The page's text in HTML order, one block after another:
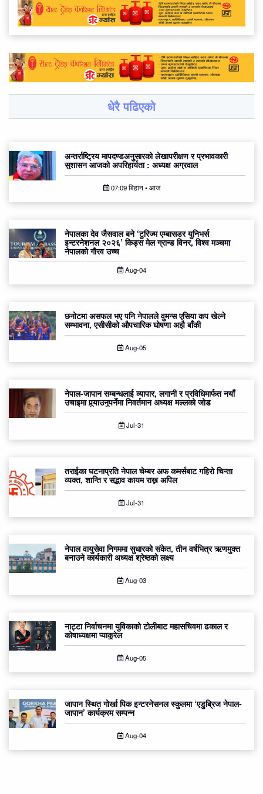
धेरै पढिएको
अन्तर्राष्ट्रिय मापदण्डअनुसारको लेखापरीक्षण र प्रभावकारी
सुशासन आजको अपरिहार्यता : अध्यक्ष अग्रवाल
07:09 बिहान • आज
नेपालका देव जैसवाल बने ‘टुरिज्म एम्बासडर युनिभर्स
इन्टरनेशनल २०२६’ किड्स मेल ग्रान्ड विनर, विश्व मञ्चमा
नेपालको गौरव उच्च
Aug-04
छनोटमा असफल भए पनि नेपालले वुमन्स एसिया कप खेल्ने
सम्भावना, एसीसीको औपचारिक घोषणा अझै बाँकी
Aug-05
नेपाल-जापान सम्बन्धलाई व्यापार, लगानी र प्रविधिमार्फत नयाँ
उचाइमा पुर्‍याउनुपर्नेमा निवर्तमान अध्यक्ष मल्लको जोड
Jul-31
तराईका घटनाप्रति नेपाल चेम्बर अफ कमर्सबाट गहिरो चिन्ता
व्यक्त, शान्ति र सद्भाव कायम राख्न अपिल
Jul-31
नेपाल वायुसेवा निगममा सुधारको संकेत, तीन वर्षभित्र ऋणमुक्त
बनाउने कार्यकारी अध्यक्ष श्रेष्ठको लक्ष्य
Aug-03
नाट्टा निर्वाचनमा युविकाको टोलीबाट महासचिवमा ढकाल र
कोषाध्यक्षमा प्याकुरेल
Aug-05
जापान स्थित गोर्खा पिक इन्टरनेसनल स्कुलमा ‘एडुब्रिज नेपाल-
जापान’ कार्यक्रम सम्पन्न
Aug-04